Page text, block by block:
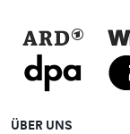
ÜBER UNS